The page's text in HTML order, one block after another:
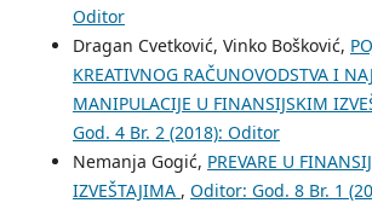
Oditor
Dragan Cvetković, Vinko Bošković,
KREATIVNOG RAČUNOVODSTVA I
MANIPULACIJE U FINANSIJSKIM
God. 4 Br. 2 (2018): Oditor
Nemanja Gogić, PREVARE U
IZVEŠTAJIMA , Oditor: God. 8 Br. 1